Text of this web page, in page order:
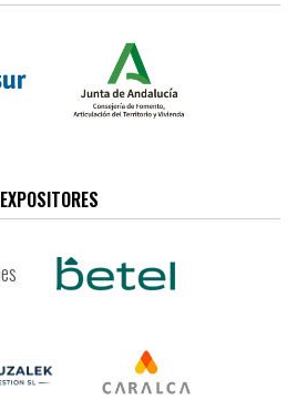
EXPOSITORES